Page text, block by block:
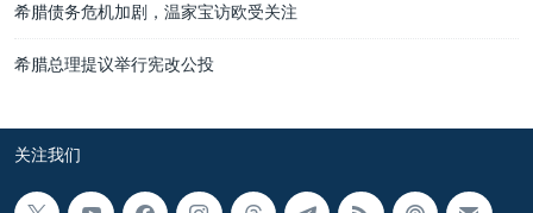
希腊债务危机加剧，温家宝访欧受关注
希腊总理提议举行宪改公投
关注我们